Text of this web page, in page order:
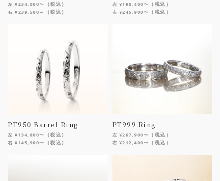
左 ¥234,000〜 （税込）
右 ¥239,500～ （税込）
左 ¥190,400〜 （税込）
右 ¥245,900〜 （税込）
PT950 Barrel Ring
左 ¥134,800〜 （税込）
右 ¥145,900〜 （税込）
PT999 Ring
左 ¥267,900〜 （税込）
右 ¥212,400〜 （税込）